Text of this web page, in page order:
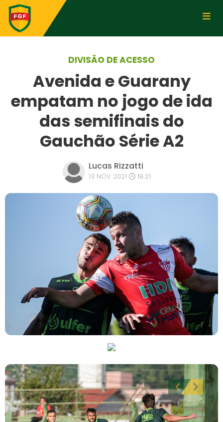
DIVISÃO DE ACESSO
Avenida e Guarany
empatam no jogo de ida
das semifinais do
Gauchão Série A2
Lucas Rizzatti
13 NOV 2021 18:21